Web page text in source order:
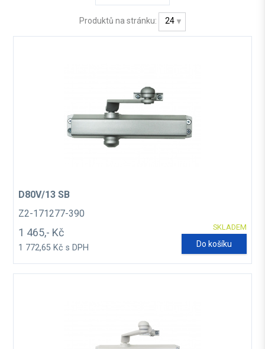
Produktů na stránku: 24
D80V/13 SB
Z2-171277-390
SKLADEM
1 465,- Kč
1 772,65 Kč s DPH Do košíku